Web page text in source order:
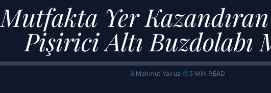
Mutfakta Yer
Pişirici Altı Buzdolabı
Mahmut Yavuz 5 MIN READ